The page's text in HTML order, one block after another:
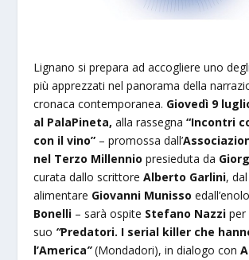
Lignano si prepara ad accogliere uno
più apprezzati nel panorama della
cronaca contemporanea. Giovedì 9
al PalaPineta, alla rassegna“Incontri
con il vino” – promossa dall’
nel Terzo Millennio presieduta da
curata dallo scrittoreAlberto Garlini,
alimentare Giovanni Munisso
Bonelli – sarà ospite Stefano Nazziper
suo “Predatori. I serial killer che
l’America”(Mondadori), in dialogo con